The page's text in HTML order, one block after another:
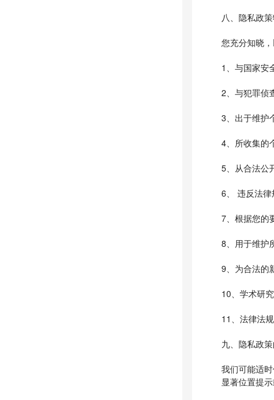
八、隐私政
您充分知晓
1、与国家安
2、与犯罪侦
3、出于维护
4、所收集的
5、从合法公
6、 违反法
7、根据您的
8、用于维护
9、为合法的
10、学术研
11、法律法
九、隐私政
我们可能适
显著位置提